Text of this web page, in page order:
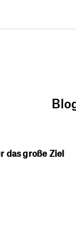
das große Ziel